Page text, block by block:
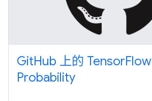
GitHub 上的 TensorFlow
Probability